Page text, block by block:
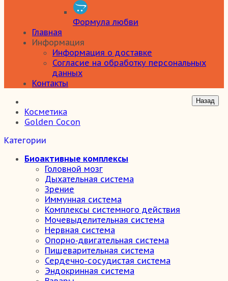
Формула любви
Главная
Информация
Информация о доставке
Согласие на обработку персональных
данных
Контакты
Косметика
Golden Cocon
Категории
Биоактивные комплексы
Головной мозг
Дыхательная система
Зрение
Иммунная система
Комплексы системного действия
Мочевыделительная система
Нервная система
Опорно-двигательная система
Пищеварительная система
Сердечно-сосудистая система
Эндокринная система